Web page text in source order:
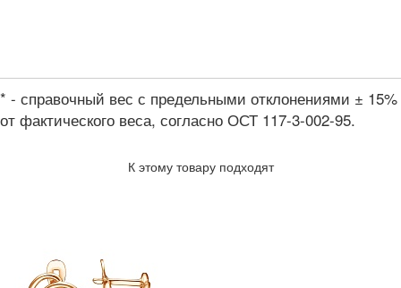
* - справочный вес с предельными отклонениями ± 15%
от фактического веса, согласно ОСТ 117-3-002-95.
К этому товару подходят